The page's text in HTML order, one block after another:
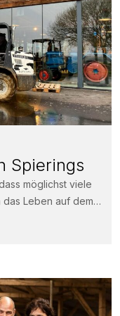
Spierings
möglichst viele
das Leben auf dem